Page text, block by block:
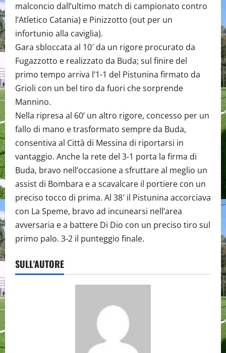
malconcio dall’ultimo match di campionato contro
l’Atletico Catania) e Pinizzotto (out per un
infortunio alla caviglia).
Gara sbloccata al 10′ da un rigore procurato da
Fugazzotto e realizzato da Buda; sul finire del
primo tempo arriva l’1-1 del Pistunina firmato da
Grioli con un bel tiro da fuori che sorprende
Mannino.
Nella ripresa al 60’ un altro rigore, concesso per un
fallo di mano e trasformato sempre da Buda,
consentiva al Città di Messina di riportarsi in
vantaggio. Anche la rete del 3-1 porta la firma di
Buda, bravo nell’occasione a sfruttare al meglio un
assist di Bombara e a scavalcare il portiere con un
preciso tocco di prima. Al 38′ il Pistunina accorciava
con La Speme, bravo ad incunearsi nell’area
avversaria e a battere Di Dio con un preciso tiro sul
primo palo. 3-2 il punteggio finale.
SULL'AUTORE